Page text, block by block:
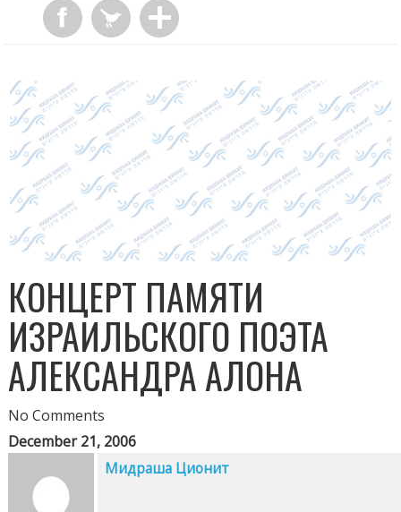
КОНЦЕРТ ПАМЯТИ
ИЗРАИЛЬСКОГО ПОЭТА
АЛЕКСАНДРА АЛОНА
No Comments
December 21, 2006
Мидраша Ционит